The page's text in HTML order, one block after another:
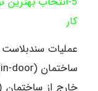
کار
عملیات